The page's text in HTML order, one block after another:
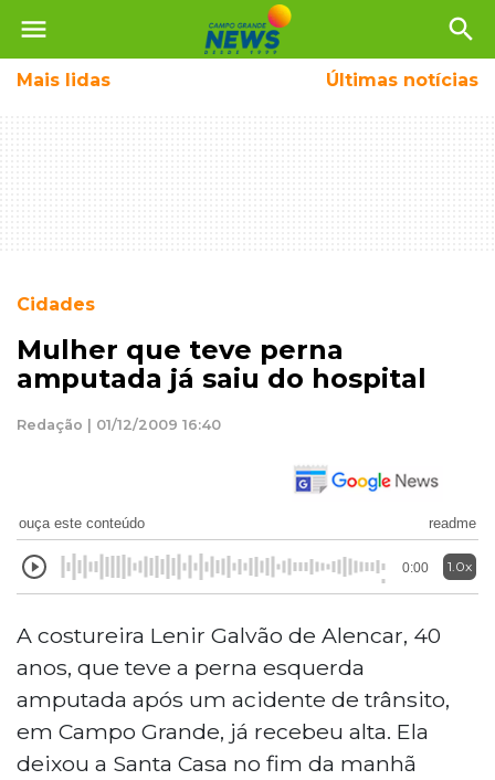
menu search
Mais lidas Últimas notícias
Cidades
Mulher que teve perna
amputada já saiu do hospital
Redação | 01/12/2009 16:40
ouça este conteúdo readme
0:00 1.0x
A costureira Lenir Galvão de Alencar, 40
anos, que teve a perna esquerda
amputada após um acidente de trânsito,
em Campo Grande, já recebeu alta. Ela
deixou a Santa Casa no fim da manhã